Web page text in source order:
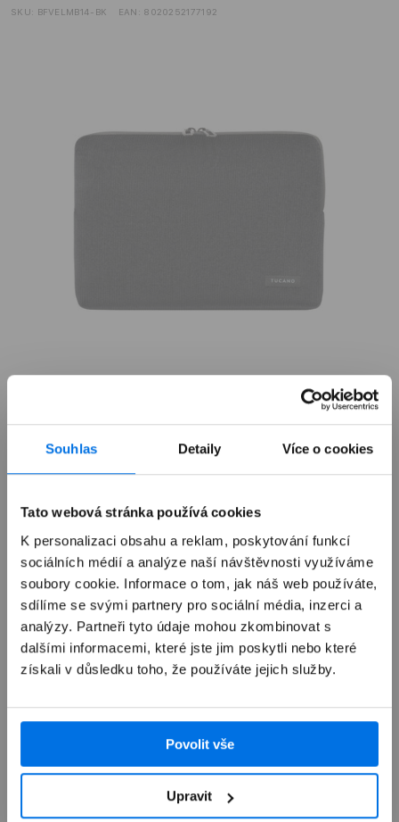
Souhlas Detaily Více o cookies
Tato webová stránka používá cookies
K personalizaci obsahu a reklam, poskytování funkcí
sociálních médií a analýze naší návštěvnosti využíváme
soubory cookie. Informace o tom, jak náš web používáte,
sdílíme se svými partnery pro sociální média, inzerci a
analýzy. Partneři tyto údaje mohou zkombinovat s
dalšími informacemi, které jste jim poskytli nebo které
získali v důsledku toho, že používáte jejich služby.
Povolit vše
Upravit
SKU: BFVELMB14-BK EAN: 8020252177192
Již není v prodeji
Výkup zařízení
Autorizovaný servis Apple
Možnosti doručení
Přehled